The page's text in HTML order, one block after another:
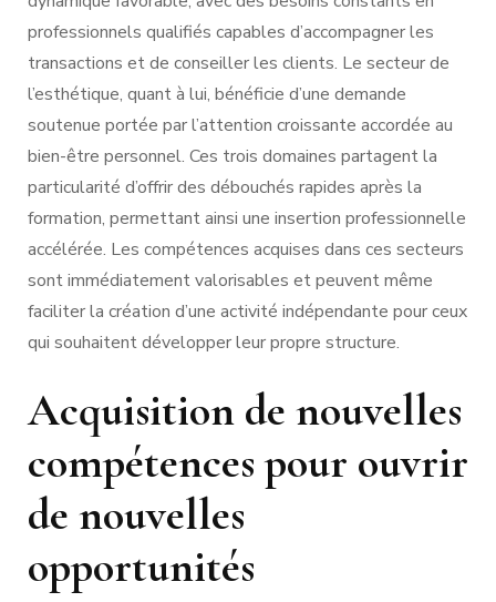
professionnels qualifiés capables d’accompagner les
transactions et de conseiller les clients. Le secteur de
l’esthétique, quant à lui, bénéficie d’une demande
soutenue portée par l’attention croissante accordée au
bien-être personnel. Ces trois domaines partagent la
particularité d’offrir des débouchés rapides après la
formation, permettant ainsi une insertion professionnelle
accélérée. Les compétences acquises dans ces secteurs
sont immédiatement valorisables et peuvent même
faciliter la création d’une activité indépendante pour ceux
qui souhaitent développer leur propre structure.
Acquisition de nouvelles
compétences pour ouvrir
de nouvelles
opportunités